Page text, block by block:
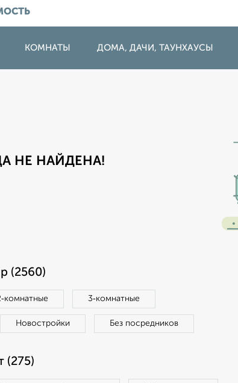
КОМНАТЫ ДОМА, ДАЧИ, ТАУНХАУСЫ
НЕ НАЙДЕНА!
(2560)
3‑комнатные
Новостройки Без посредников
(275)